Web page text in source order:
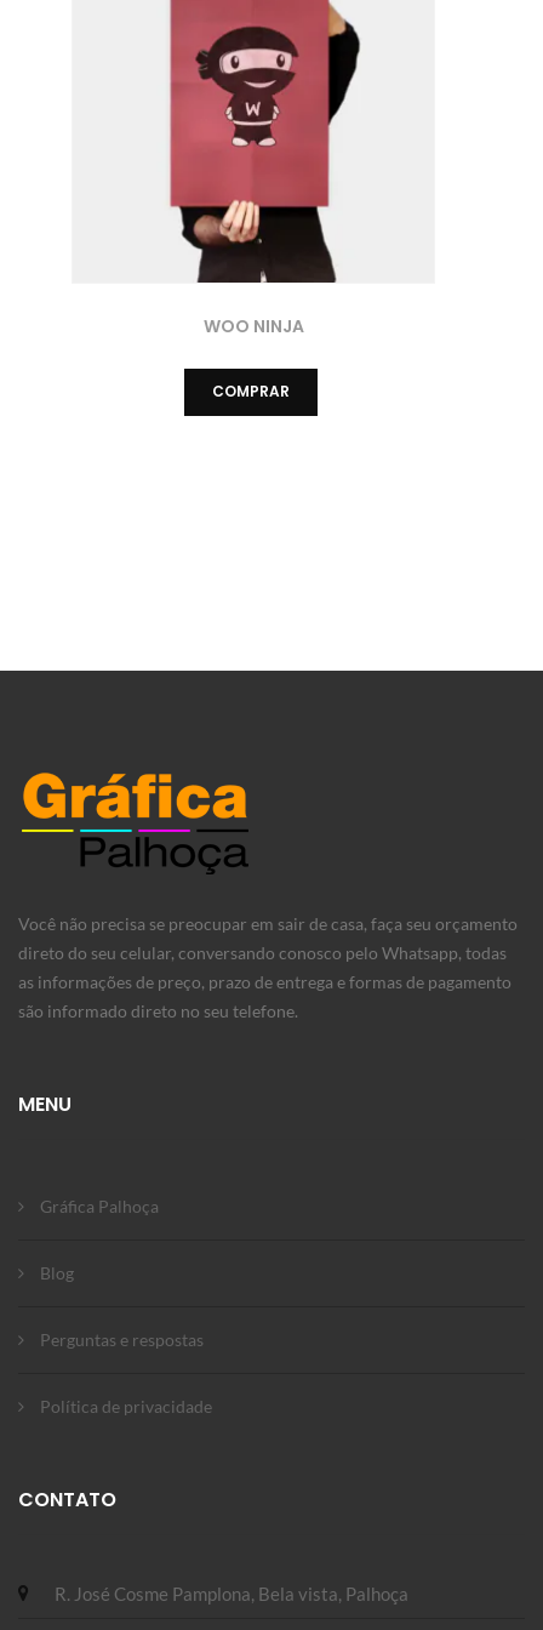
WOO NINJA
COMPRAR
Você não precisa se preocupar em sair de casa, faça seu orçamento
direto do seu celular, conversando conosco pelo Whatsapp, todas
as informações de preço, prazo de entrega e formas de pagamento
são informado direto no seu telefone.
MENU
Gráfica Palhoça
Blog
Perguntas e respostas
Política de privacidade
CONTATO
R. José Cosme Pamplona, Bela vista, Palhoça